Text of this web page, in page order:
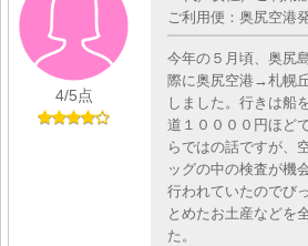
4/5点
ご利用便：奥尻空港
今年の５月頃、奥尻
際に奥尻空港→札幌
しました。行きは船
道１００００円ほど
らではの話ですが、
ッグの中の検査が機
行われていたのでび
とめたお土産などを
た。